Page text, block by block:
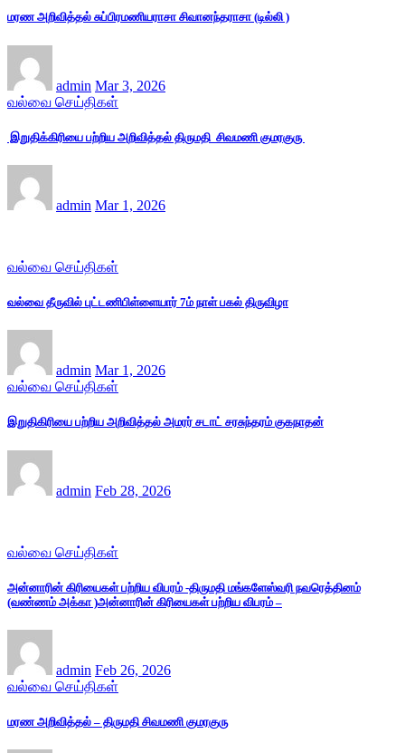
மரண அறிவித்தல் சுப்பிரமணியராசா சிவானந்தராசா (டில்லி )
admin Mar 3, 2026
வல்வை செய்திகள்
இறுதிக்கிரியை பற்றிய அறிவித்தல் திருமதி சிவமணி குமரகுரு
admin Mar 1, 2026
வல்வை செய்திகள்
வல்வை தீருவில் புட்டணிபிள்ளையார் 7ம் நாள் பகல் திருவிழா
admin Mar 1, 2026
வல்வை செய்திகள்
இறுதிகிரியை பற்றிய அறிவித்தல் அமரர் சடாட் சரசுந்தரம் குகநாதன்
admin Feb 28, 2026
வல்வை செய்திகள்
அன்னாரின் கிரியைகள் பற்றிய விபரம் -திருமதி மங்களேஸ்வரி நவரெத்தினம்
(வண்ணம் அக்கா )அன்னாரின் கிரியைகள் பற்றிய விபரம் –
admin Feb 26, 2026
வல்வை செய்திகள்
மரண அறிவித்தல் – திருமதி சிவமணி குமரகுரு